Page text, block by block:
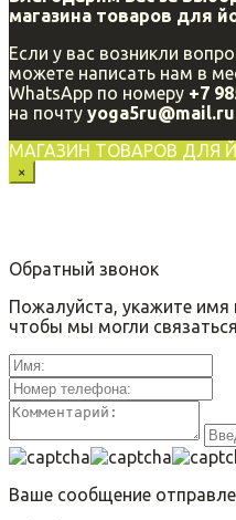
магазина товаров для
Если у вас возникли
можете написать нам в
WhatsApp по номеру +7
на почту yoga5ru@mail.ru
МАГАЗИН ТОВАРОВ ДЛЯ
×
Обратный звонок
Пожалуйста, укажите имя
чтобы мы могли
Ваше сообщение